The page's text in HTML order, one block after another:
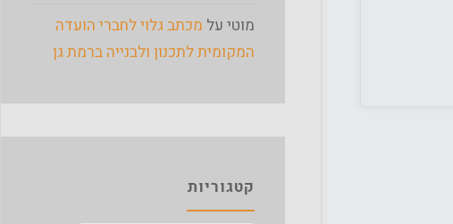
מוטי על מכתב גלוי לחברי הועדה
המקומית לתכנון ולבנייה ברמת גן
קטגוריות